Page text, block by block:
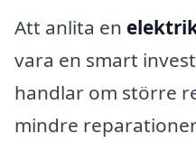
Att anlita en
vara en smart
handlar om större
mindre